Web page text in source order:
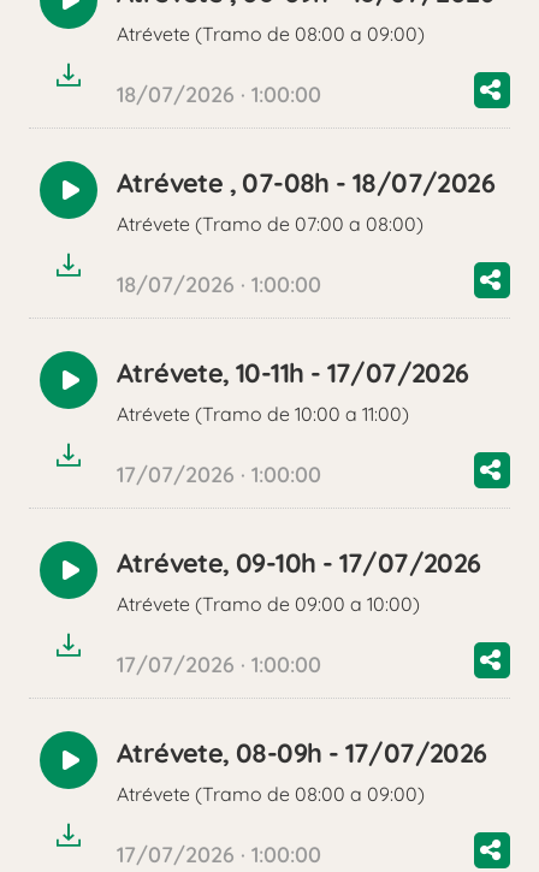
Reproducir
audioAtrévete (Tramo de 08:00 a 09:00)
18/07/2026 · 1:00:00
Reproducir
audio
Atrévete , 07-08h - 18/07/2026
Atrévete (Tramo de 07:00 a 08:00)
18/07/2026 · 1:00:00
Reproducir
audio
Atrévete, 10-11h - 17/07/2026
Atrévete (Tramo de 10:00 a 11:00)
17/07/2026 · 1:00:00
Reproducir
audio
Atrévete, 09-10h - 17/07/2026
Atrévete (Tramo de 09:00 a 10:00)
17/07/2026 · 1:00:00
Reproducir
audio
Atrévete, 08-09h - 17/07/2026
Atrévete (Tramo de 08:00 a 09:00)
17/07/2026 · 1:00:00